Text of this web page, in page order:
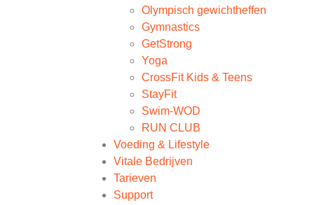
Olympisch gewichtheffen
Gymnastics
GetStrong
Yoga
CrossFit Kids & Teens
StayFit
Swim-WOD
RUN CLUB
Voeding & Lifestyle
Vitale Bedrijven
Tarieven
Support